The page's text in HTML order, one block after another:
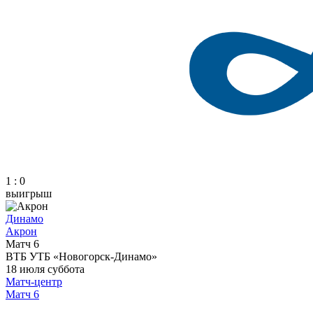
1 : 0
выигрыш
Динамо
Акрон
Матч 6
ВТБ УТБ «Новогорск-Динамо»
18 июля суббота
Матч-центр
Матч 6